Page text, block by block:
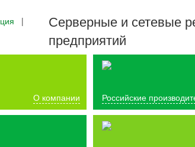
|
Серверные и сетевые
предприятий
О компании Российские